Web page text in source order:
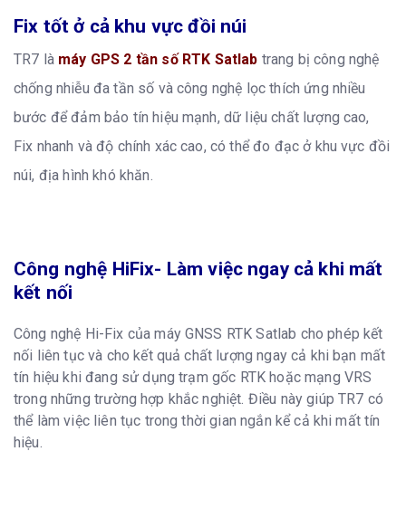
Fix tốt ở cả khu vực đồi núi
TR7 là máy GPS 2 tần số RTK Satlab trang bị công nghệ
chống nhiễu đa tần số và công nghệ lọc thích ứng nhiều
bước để đảm bảo tín hiệu mạnh, dữ liệu chất lượng cao,
Fix nhanh và độ chính xác cao, có thể đo đạc ở khu vực đồi
núi, địa hình khó khăn.
Công nghệ HiFix- Làm việc ngay cả khi mất
kết nối
Công nghệ Hi-Fix của máy GNSS RTK Satlab cho phép kết
nối liên tục và cho kết quả chất lượng ngay cả khi bạn mất
tín hiệu khi đang sử dụng trạm gốc RTK hoặc mạng VRS
trong những trường hợp khắc nghiệt. Điều này giúp TR7 có
thể làm việc liên tục trong thời gian ngắn kể cả khi mất tín
hiệu.